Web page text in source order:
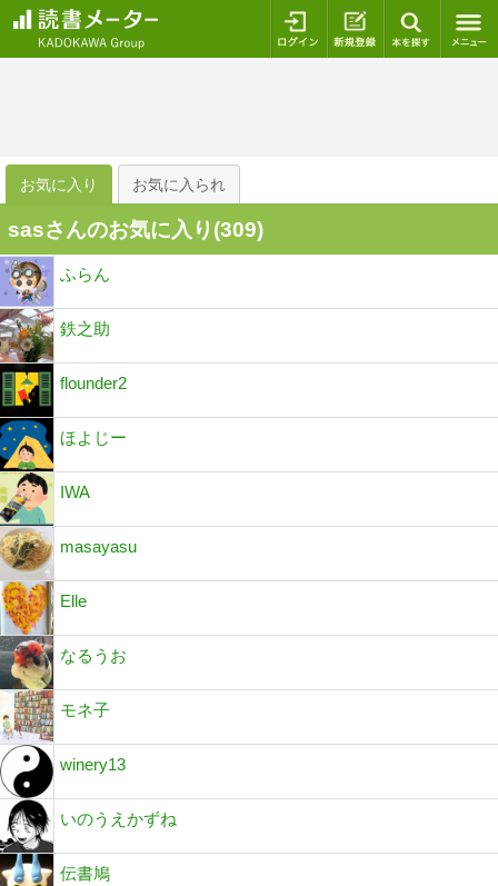
ログイン 新規登録
お気に入り お気に入られ
sasさんのお気に入り(309)
ふらん
鉄之助
flounder2
ほよじー
IWA
masayasu
Elle
なるうお
モネ子
winery13
いのうえかずね
伝書鳩